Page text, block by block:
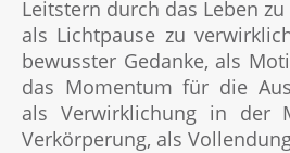
Leitstern durch das Leben
als Lichtpause zu
bewusster Gedanke, als
das Momentum für die
als Verwirklichung in der
Verkörperung, als